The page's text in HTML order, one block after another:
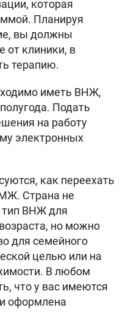
которая
Планируя
вы должны
от клиники, в
терапию.
иметь ВНЖ,
Подать
на работу
электронных
как переехать
Страна не
тип ВНЖ для
но можно
для семейного
целью или на
В любом
что у вас имеются
оформлена